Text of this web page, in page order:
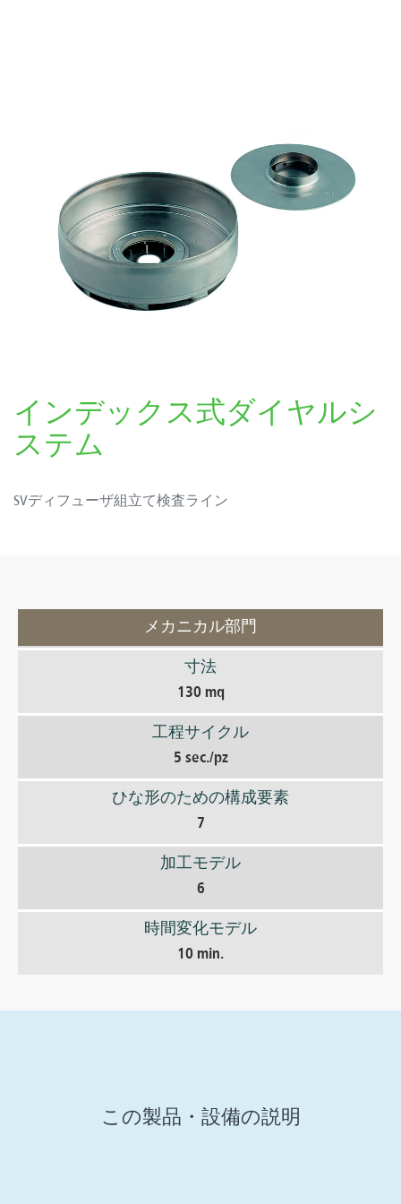
インデックス式ダイヤルシ
ステム
SVディフューザ組立て検査ライン
メカニカル部門
寸法
130 mq
工程サイクル
5 sec./pz
ひな形のための構成要素
7
加工モデル
6
時間変化モデル
10 min.
この製品・設備の説明